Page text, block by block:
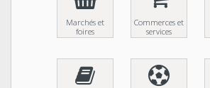
Marchés et
foires
Commerces et
services